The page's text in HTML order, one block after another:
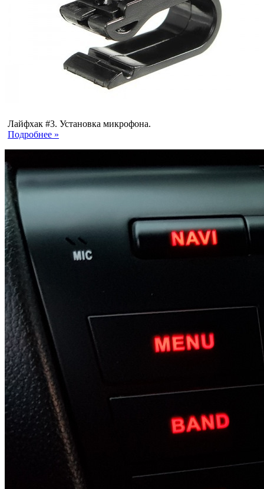
Лайфхак #3. Установка микрофона.
Подробнее »